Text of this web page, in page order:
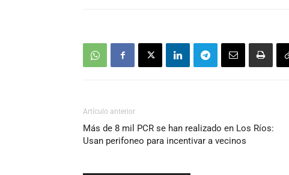
Artículo anterior
Más de 8 mil PCR se han realizado en Los Ríos:
Usan perifoneo para incentivar a vecinos